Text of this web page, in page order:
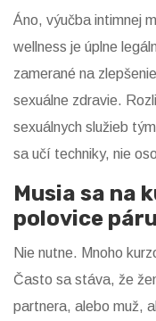
Áno, výučba intimnej
wellness je úplne
zamerané na
sexuálne zdravie.
sexuálnych služieb
sa učí techniky, nie
Musia sa na
polovice
Nie nutne. Mnoho
Často sa stáva, že
partnera, alebo muž,